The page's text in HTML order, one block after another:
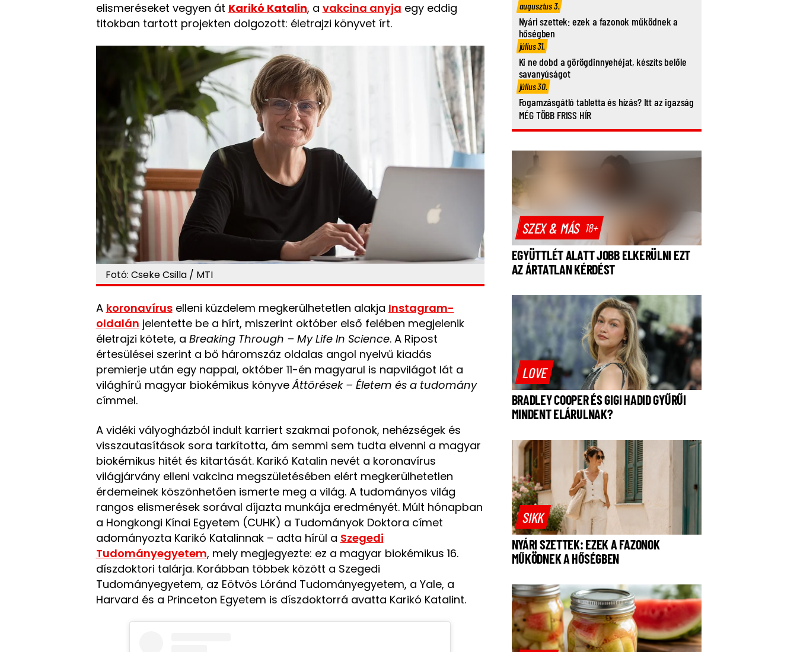
elismeréseket vegyen át Karikó Katalin, a vakcina anyja egy eddig
titokban tartott projekten dolgozott: életrajzi könyvet írt.
Fotó: Cseke Csilla / MTI
A koronavíruselleni küzdelem megkerülhetetlen alakja Instagram-
oldalán jelentette be a hírt, miszerint október első felében megjelenik
életrajzi kötete, a Breaking Through – My Life In Science. A Ripost
értesülései szerint a bő háromszáz oldalas angol nyelvű kiadás
premierje után egy nappal, október 11-én magyarul is napvilágot lát a
világhírű magyar biokémikus könyveÁttörések – Életem és a tudomány
címmel.
A vidéki vályogházból indult karriert szakmai pofonok, nehézségek és
visszautasítások sora tarkította, ám semmi sem tudta elvenni a magyar
biokémikus hitét és kitartását. Karikó Katalin nevét a koronavírus
világjárvány elleni vakcina megszületésében elért megkerülhetetlen
érdemeinek köszönhetően ismerte meg a világ. A tudományos világ
rangos elismerések sorával díjazta munkája eredményét. Múlt hónapban
a Hongkongi Kínai Egyetem (CUHK) a Tudományok Doktora címet
adományozta Karikó Katalinnak – adta hírül a Szegedi
Tudományegyetem, mely megjegyezte: ez a magyar biokémikus 16.
díszdoktori talárja. Korábban többek között a Szegedi
Tudományegyetem, az Eötvös Lóránd Tudományegyetem, a Yale, a
Harvard és a Princeton Egyetem is díszdoktorrá avatta Karikó Katalint.
augusztus 3.
Nyári szettek: ezek a fazonok működnek a
hőségben
július 31.
Ki ne dobd a görögdinnyehéjat, készíts belőle
savanyúságot
július 30.
Fogamzásgátló tabletta és hízás? Itt az igazság
MÉG TÖBB FRISS HÍR
SZEX & MÁS 18+
EGYÜTTLÉT ALATT JOBB ELKERÜLNI EZT
AZ ÁRTATLAN KÉRDÉST
LOVE
BRADLEY COOPER ÉS GIGI HADID GYŰRŰI
MINDENT ELÁRULNAK?
SIKK
NYÁRI SZETTEK: EZEK A FAZONOK
MŰKÖDNEK A HŐSÉGBEN